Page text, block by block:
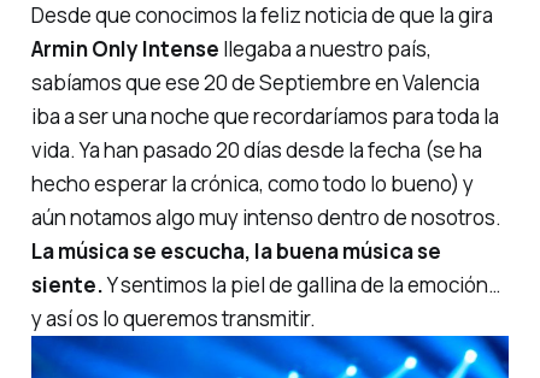
Desde que conocimos la feliz noticia de que la gira
Armin Only Intense llegaba a nuestro país,
sabíamos que ese 20 de Septiembre en Valencia
iba a ser una noche que recordaríamos para toda la
vida. Ya han pasado 20 días desde la fecha (se ha
hecho esperar la crónica, como todo lo bueno) y
aún notamos algo muyintensodentro de nosotros.
La música se escucha, la buena música se
siente.Y sentimos la piel de gallina de la emoción…
y así os lo queremos transmitir.